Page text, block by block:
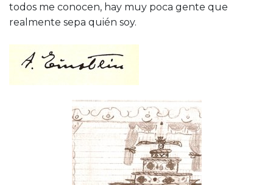
todos me conocen, hay muy poca gente que
realmente sepa quién soy.